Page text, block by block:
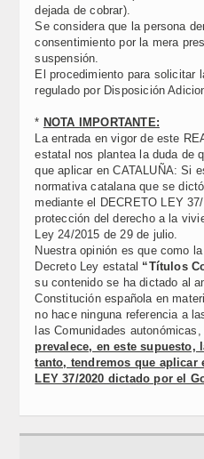
dejada de cobrar).
Se considera que la persona
consentimiento por la mera
suspensión.
El procedimiento para solicitar
regulado por Disposición
* NOTA IMPORTANTE:
La entrada en vigor de este
estatal nos plantea la duda de
que aplicar en CATALUÑA: Si
normativa catalana que se
mediante el DECRETO LEY
protección del derecho a la
Ley 24/2015 de 29 de julio.
Nuestra opinión es que como
Decreto Ley estatal “Títulos
su contenido se ha dictado al
Constitución española en
no hace ninguna referencia a
las Comunidades
prevalece, en este supuesto,
tanto, tendremos que aplicar
LEY 37/2020 dictado por el